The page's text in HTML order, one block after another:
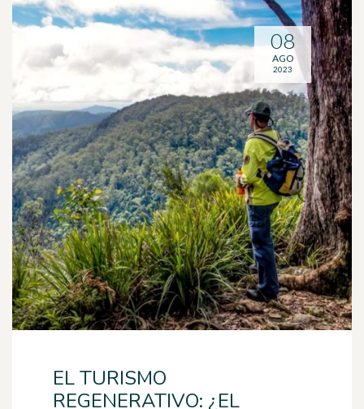
EL TURISMO
REGENERATIVO: ¿EL
08
AGO
2023